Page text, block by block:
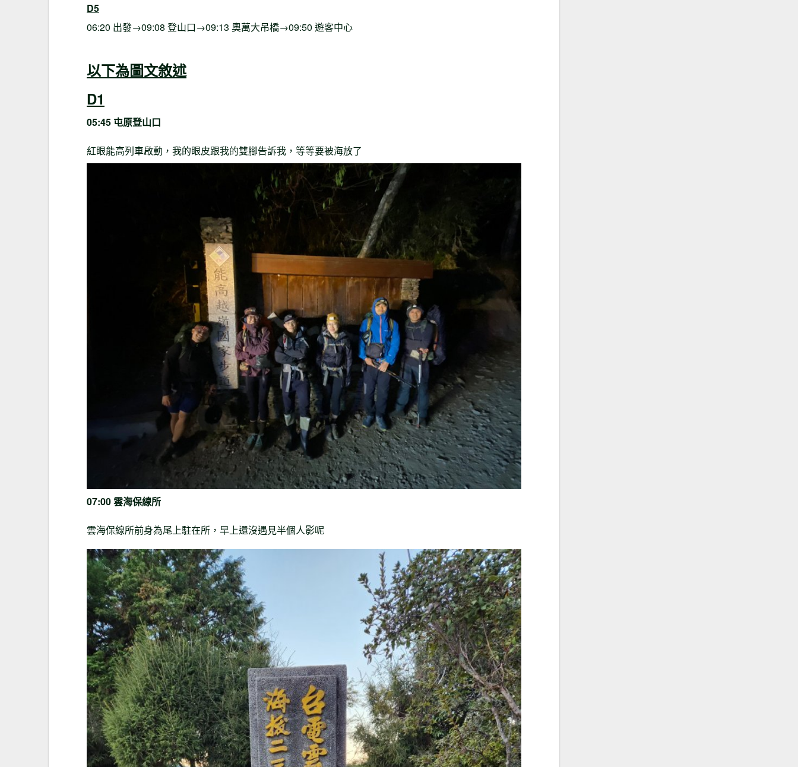
D5
06:20 出發→09:08 登山口→09:13 奧萬大吊橋→09:50 遊客中心
以下為圖文敘述
D1
05:45 屯原登山口
紅眼能高列車啟動，我的眼皮跟我的雙腳告訴我，等等要被海放了
07:00 雲海保線所
雲海保線所前身為尾上駐在所，早上還沒遇見半個人影呢